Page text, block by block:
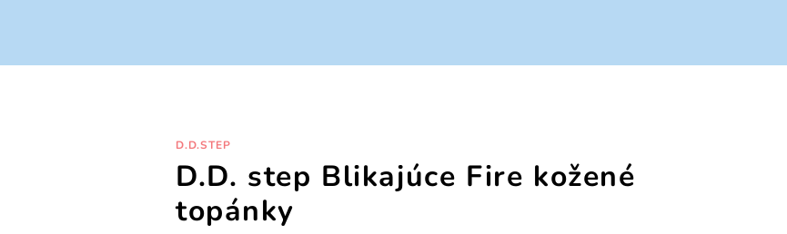
D.D.STEP
D.D. step Blikajúce Fire kožené
topánky